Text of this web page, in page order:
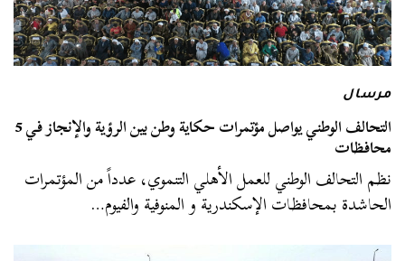
مرسال
التحالف الوطني يواصل مؤتمرات حكاية وطن بين الرؤية والإنجاز في 5
محافظات
نظم التحالف الوطني للعمل الأهلي التنموي، عدداً من المؤتمرات
الحاشدة بمحافظات الإسكندرية و المنوفية والفيوم…